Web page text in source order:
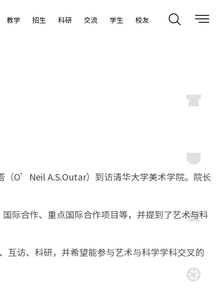
教学 招生 科研 交流 学生 校友
O’Neil A.S.Outar）到访清华大学美术学院。院长
际合作、重点国际合作项目等，并提到了艺术与科
互访、科研，并希望能参与艺术与科学学科交叉的